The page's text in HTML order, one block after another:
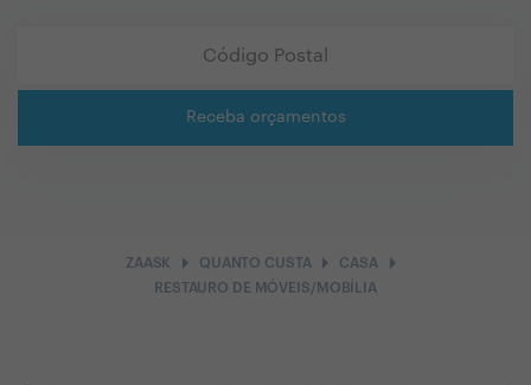
Receba orçamentos
ZAASK arrow_right QUANTO CUSTAarrow_right CASAarrow_right
RESTAURO DE MÓVEIS/MOBÍLIA